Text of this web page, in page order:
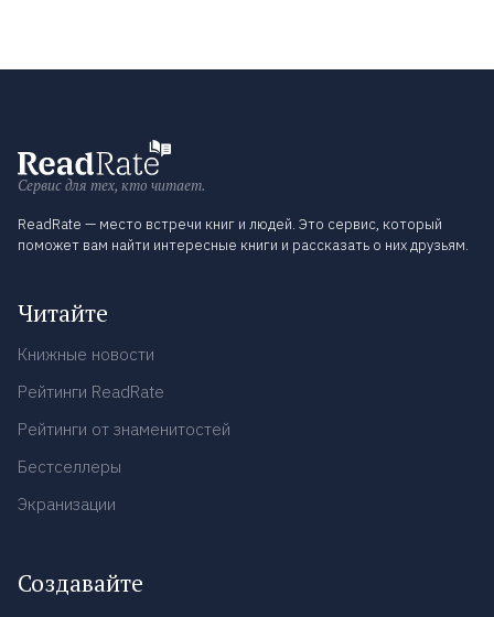
Сервис для тех, кто читает.
ReadRate — место встречи книг и людей. Это сервис, который
поможет вам найти интересные книги и рассказать о них друзьям.
Читайте
Книжные новости
Рейтинги ReadRate
Рейтинги от знаменитостей
Бестселлеры
Экранизации
Создавайте